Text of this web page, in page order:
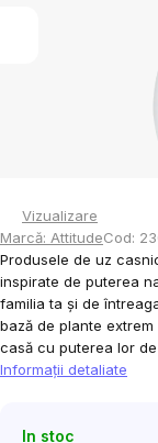
Vizualizare
Marcă: AttitudeCod:
Produsele de uz
inspirate de puterea
familia ta și de
bază de plante
casă cu puterea lor
Informaţii detaliate
In stoc